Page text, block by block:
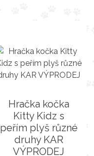
Hračka kočka
Kitty Kidz s
peřím plyš různé
druhy KAR
VÝPRODEJ